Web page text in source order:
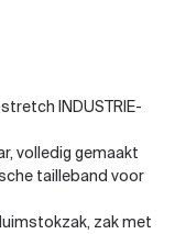
INDUSTRIE-
volledig gemaakt
tailleband voor
zak met